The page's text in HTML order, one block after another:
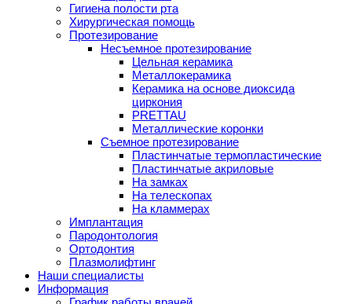
Гигиена полости рта
Хирургическая помощь
Протезирование
Несъемное протезирование
Цельная керамика
Металлокерамика
Керамика на основе диоксида
циркония
PRETTAU
Металлические коронки
Съемное протезирование
Пластинчатые термопластические
Пластинчатые акриловые
На замках
На телескопах
На кламмерах
Имплантация
Пародонтология
Ортодонтия
Плазмолифтинг
Наши специалисты
Информация